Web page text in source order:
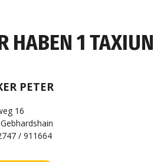
HABEN 1
PETER
16
/ 911664